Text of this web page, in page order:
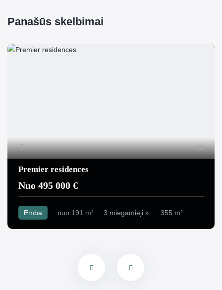
Panašūs skelbimai
11
Premier residences
Nuo 495 000 €
Emba nuo 191 m² 3 miegamieji k. 355 m²